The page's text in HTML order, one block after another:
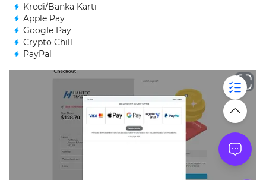
Kredi/Banka Kartı
Apple Pay
Google Pay
Crypto Chill
PayPal